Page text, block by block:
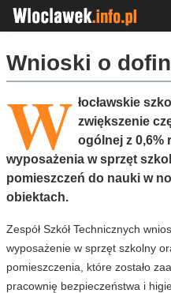
Wnioski o
W łocławskie
zwiększenie
ogólnej z 0,6%
wyposażenia w sprzęt
pomieszczeń do nauki w
obiektach.
Zespół Szkół Technicznych
wyposażenie w sprzęt szkolny
pomieszczenia, które zostało
pracownię bezpieczeństwa i